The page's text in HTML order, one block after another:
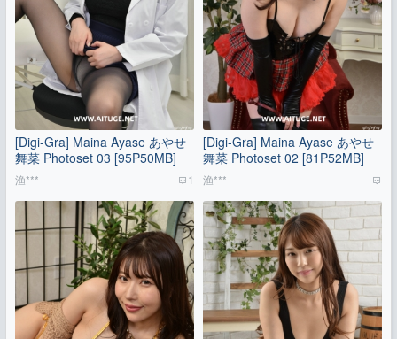
[Digi-Gra] Maina Ayase あやせ
舞菜 Photoset 03 [95P50MB]
渔*** 1
[Digi-Gra] Maina Ayase あやせ
舞菜 Photoset 02 [81P52MB]
渔***